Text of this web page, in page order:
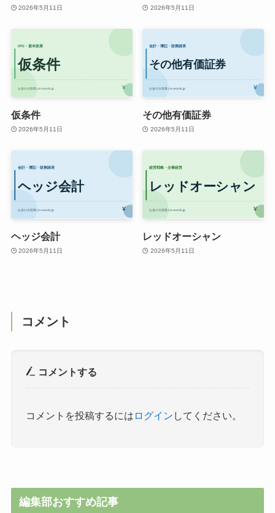
2026年5月11日 2026年5月11日
仮条件
2026年5月11日
その他有価証券
2026年5月11日
ヘッジ会計
2026年5月11日
レッドオーシャン
2026年5月11日
コメント
コメントする
コメントを投稿するには ログイン してください。
編集部おすすめ記事